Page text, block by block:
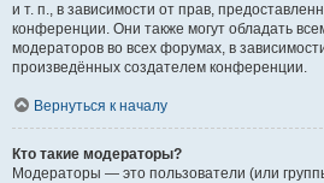
и т. п., в зависимости от прав,
конференции. Они также могут обладать
модераторов во всех форумах, в
произведённых создателем конференции.
Вернуться к началу
Кто такие модераторы?
Модераторы — это пользователи (или